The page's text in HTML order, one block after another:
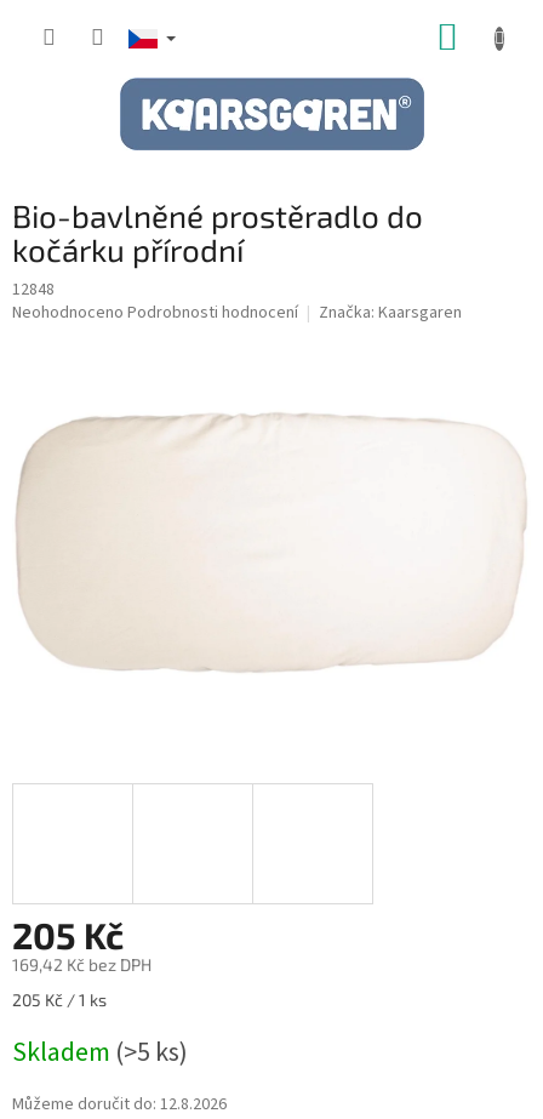
Bio-bavlněné prostěradlo do
kočárku přírodní
12848
Průměrné
hvězdiček.
Neohodnoceno Podrobnosti hodnocení Značka: Kaarsgaren
205 Kč
169,42 Kč bez DPH
Měrná
205 Kč / 1 ks
Skladem (>5 ks)
Můžeme doručit do: 12.8.2026